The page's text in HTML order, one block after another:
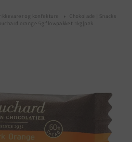
og konfekture
Chokolade | Snacks
orange 5g flowpakket 1kg|pak